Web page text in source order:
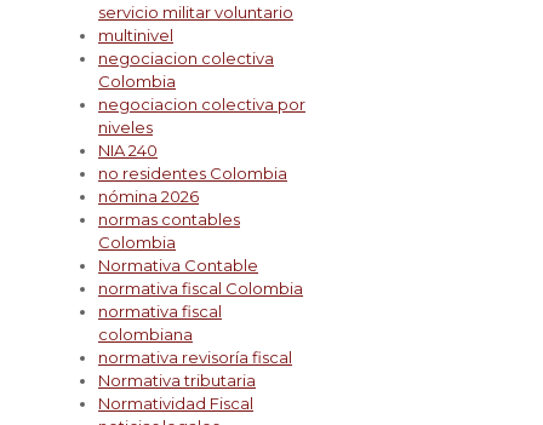
servicio militar voluntario
multinivel
negociacion colectiva
Colombia
negociacion colectiva por
niveles
NIA 240
no residentes Colombia
nómina 2026
normas contables
Colombia
Normativa Contable
normativa fiscal Colombia
normativa fiscal
colombiana
normativa revisoría fiscal
Normativa tributaria
Normatividad Fiscal